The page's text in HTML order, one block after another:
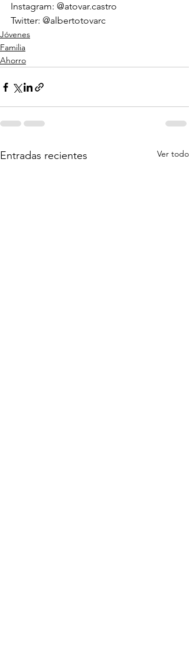
Instagram: @atovar.castro
Twitter: @albertotovarc
Jóvenes
Familia
Ahorro
Entradas recientes Ver todo